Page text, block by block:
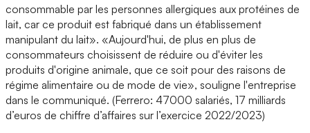
consommable par les personnes allergiques aux protéines de
lait, car ce produit est fabriqué dans un établissement
manipulant du lait». «Aujourd'hui, de plus en plus de
consommateurs choisissent de réduire ou d'éviter les
produits d'origine animale, que ce soit pour des raisons de
régime alimentaire ou de mode de vie», souligne l'entreprise
dans le communiqué. (Ferrero: 47000 salariés, 17 milliards
d’euros de chiffre d’affaires sur l’exercice 2022/2023)